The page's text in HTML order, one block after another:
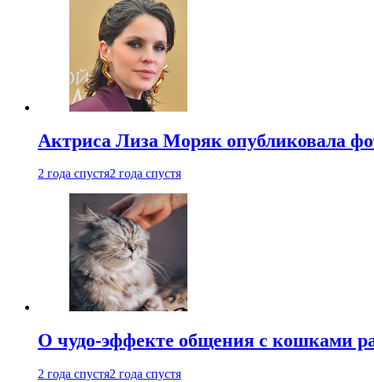
Актриса Лиза Моряк опубликовала
2 года спустя2 года спустя
О чудо-эффекте общения с кошками
2 года спустя2 года спустя